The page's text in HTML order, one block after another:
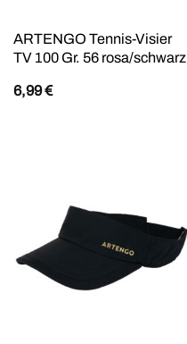
ARTENGO Tennis-Visier
TV 100 Gr. 56 rosa/schwarz
6,99€